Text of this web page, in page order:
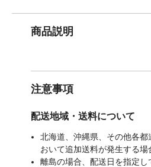
商品説明
注意事項
配送地域・送料について
北海道、沖縄県、その他各
おいて追加送料が発生する場
離島の場合、配送日を指定し